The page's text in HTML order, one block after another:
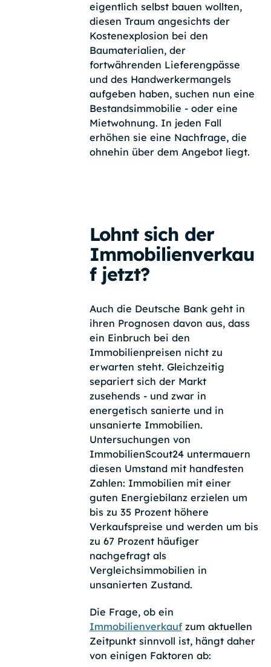
eigentlich selbst bauen wollten,
diesen Traum angesichts der
Kostenexplosion bei den
Baumaterialien, der
fortwährenden Lieferengpässe
und des Handwerkermangels
aufgeben haben, suchen nun eine
Bestandsimmobilie - oder eine
Mietwohnung. In jeden Fall
erhöhen sie eine Nachfrage, die
ohnehin über dem Angebot liegt.
Lohnt sich der
Immobilienverkau
f jetzt?
Auch die Deutsche Bank geht in
ihren Prognosen davon aus, dass
ein Einbruch bei den
Immobilienpreisen nicht zu
erwarten steht. Gleichzeitig
separiert sich der Markt
zusehends - und zwar in
energetisch sanierte und in
unsanierte Immobilien.
Untersuchungen von
ImmobilienScout24 untermauern
diesen Umstand mit handfesten
Zahlen: Immobilien mit einer
guten Energiebilanz erzielen um
bis zu 35 Prozent höhere
Verkaufspreise und werden um bis
zu 67 Prozent häufiger
nachgefragt als
Vergleichsimmobilien in
unsanierten Zustand.
Die Frage, ob ein
Immobilienverkaufzum aktuellen
Zeitpunkt sinnvoll ist, hängt daher
von einigen Faktoren ab: